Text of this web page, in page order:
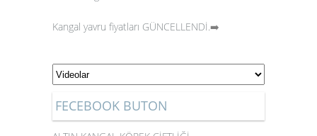
Kangal yavru fiyatları GÜNCELLENDİ.➡️
FECEBOOK BUTON